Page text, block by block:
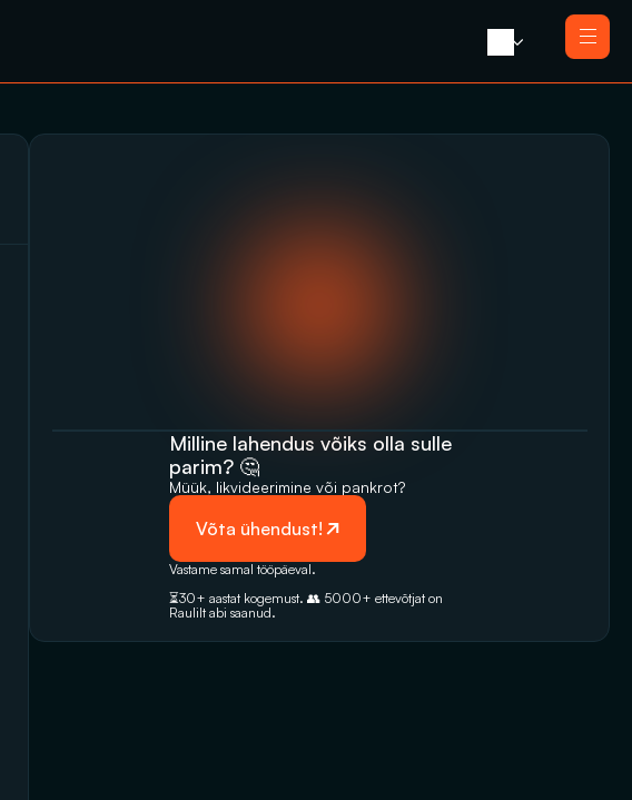
Meist
Milline lahendus võiks olla sulle
parim? 🤔
Müük, likvideerimine‬‭ või pankrot?
Võta ühendust!
Vastame samal tööpäeval.
⏳30+ aastat kogemust. 👥 5000+‭ ettevõtjat on
Raulilt abi saanud.‬